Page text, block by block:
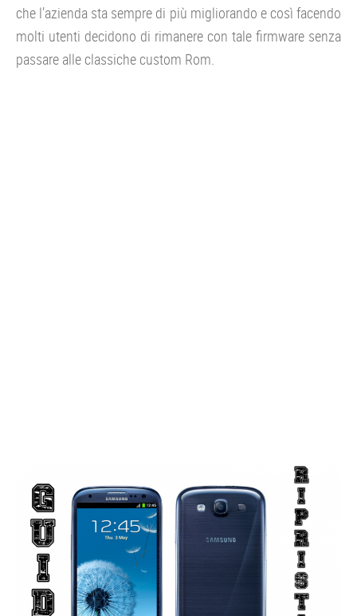
che l’azienda sta sempre di più migliorando e così facendo
molti utenti decidono di rimanere con tale firmware senza
passare alle classiche custom Rom.